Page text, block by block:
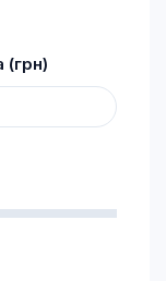
(грн)